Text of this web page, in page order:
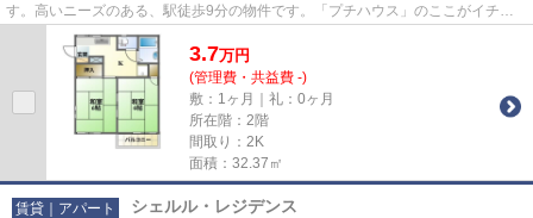
す。高いニーズのある、駅徒歩9分の物件です。「プチハウス」のここがイチオ
シ。より多くの不動産情報をお求...
3.7万円
(管理費・共益費 -)
敷：1ヶ月｜礼：0ヶ月
所在階：2階
間取り：2K
面積：32.37㎡
賃貸｜アパート シェルル・レジデンス